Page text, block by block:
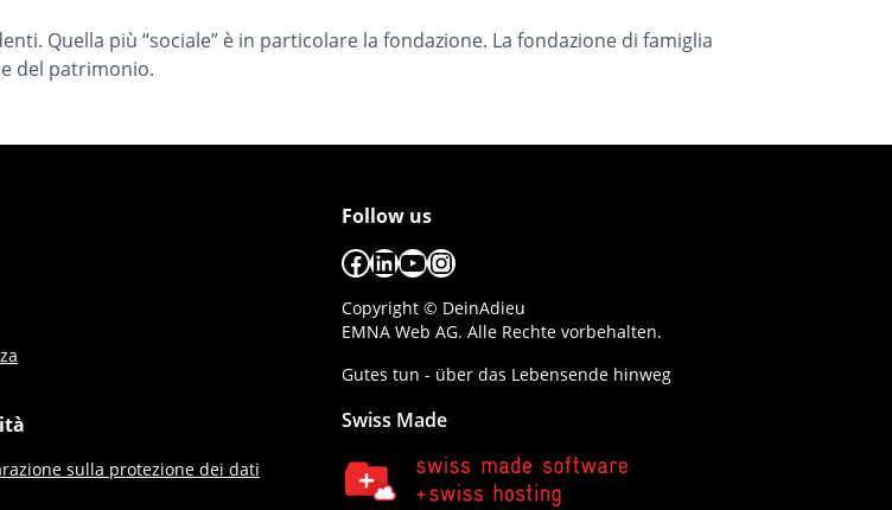
Quella più “sociale” è in particolare la fondazione. La fondazione di famiglia
del patrimonio.
sulla protezione dei dati
Follow us
Facebook
LinkedIn
YouTube
Instagram
Copyright © DeinAdieu
EMNA Web AG. Alle Rechte vorbehalten.
Gutes tun - über das Lebensende hinweg
Swiss Made